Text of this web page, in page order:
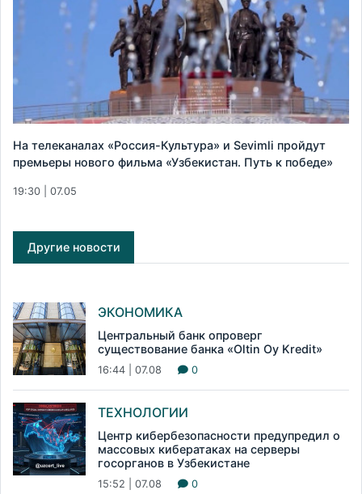
На телеканалах «Россия-Культура» и Sevimli пройдут
премьеры нового фильма «Узбекистан. Путь к победе»
19:30 | 07.05
Другие новости
ЭКОНОМИКА
Центральный банк опроверг
существование банка «Oltin Oy Kredit»
16:44 | 07.08 0
ТЕХНОЛОГИИ
Центр кибербезопасности предупредил о
массовых кибератаках на серверы
госорганов в Узбекистане
15:52 | 07.08 0